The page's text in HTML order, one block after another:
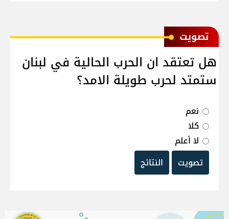
ﺗﺼﻮﻳﺖ
هل تعتقد ان الحرب الحالية في لبنان
ستمتد لحرب طويلة الامد؟
نعم
كلا
لا أعلم
تصويت
النتائج